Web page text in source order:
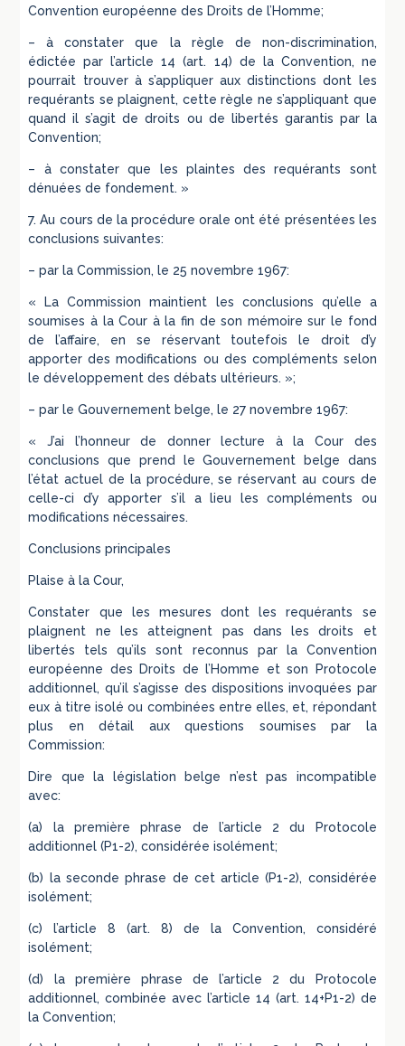
Convention européenne des Droits de l’Homme;
– à constater que la règle de non-discrimination,
édictée par l’article 14 (art. 14) de la Convention, ne
pourrait trouver à s’appliquer aux distinctions dont les
requérants se plaignent, cette règle ne s’appliquant que
quand il s’agit de droits ou de libertés garantis par la
Convention;
– à constater que les plaintes des requérants sont
dénuées de fondement. »
7. Au cours de la procédure orale ont été présentées les
conclusions suivantes:
– par la Commission, le 25 novembre 1967:
« La Commission maintient les conclusions qu’elle a
soumises à la Cour à la fin de son mémoire sur le fond
de l’affaire, en se réservant toutefois le droit d’y
apporter des modifications ou des compléments selon
le développement des débats ultérieurs. »;
– par le Gouvernement belge, le 27 novembre 1967:
« J’ai l’honneur de donner lecture à la Cour des
conclusions que prend le Gouvernement belge dans
l’état actuel de la procédure, se réservant au cours de
celle-ci d’y apporter s’il a lieu les compléments ou
modifications nécessaires.
Conclusions principales
Plaise à la Cour,
Constater que les mesures dont les requérants se
plaignent ne les atteignent pas dans les droits et
libertés tels qu’ils sont reconnus par la Convention
européenne des Droits de l’Homme et son Protocole
additionnel, qu’il s’agisse des dispositions invoquées par
eux à titre isolé ou combinées entre elles, et, répondant
plus en détail aux questions soumises par la
Commission:
Dire que la législation belge n’est pas incompatible
avec:
(a) la première phrase de l’article 2 du Protocole
additionnel (P1-2), considérée isolément;
(b) la seconde phrase de cet article (P1-2), considérée
isolément;
(c) l’article 8 (art. 8) de la Convention, considéré
isolément;
(d) la première phrase de l’article 2 du Protocole
additionnel, combinée avec l’article 14 (art. 14+P1-2) de
la Convention;